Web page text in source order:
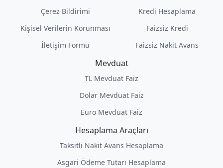
Çerez Bildirimi
Kişisel Verilerin Korunması
İletişim Formu
Kredi Hesaplama
Faizsiz Kredi
Faizsiz Nakit Avans
Mevduat
TL Mevduat Faiz
Dolar Mevduat Faiz
Euro Mevduat Faiz
Hesaplama Araçları
Taksitli Nakit Avans Hesaplama
Asgari Ödeme Tutarı Hesaplama